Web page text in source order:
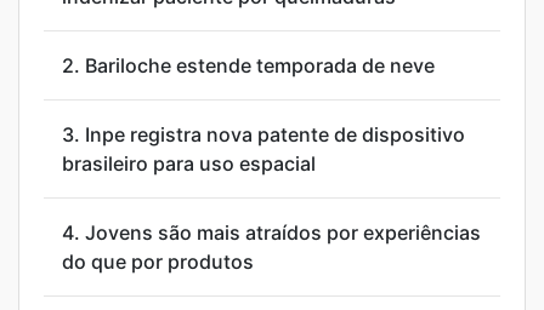
2. Bariloche estende temporada de neve
3. Inpe registra nova patente de dispositivo
brasileiro para uso espacial
4. Jovens são mais atraídos por experiências
do que por produtos